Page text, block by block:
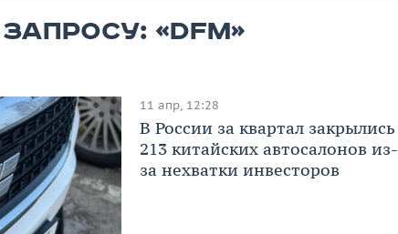
«dfm»
11 апр, 12:28
В России за квартал закрылись
213 китайских автосалонов из-
за нехватки инвесторов